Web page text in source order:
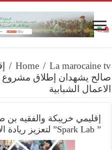
Home / La marocaine tv
/
الاعمال الشبابية
إقليمي خريبكة والفقيه
” Spark Lab” لتعزيز ريادة الاعمال الشبابية